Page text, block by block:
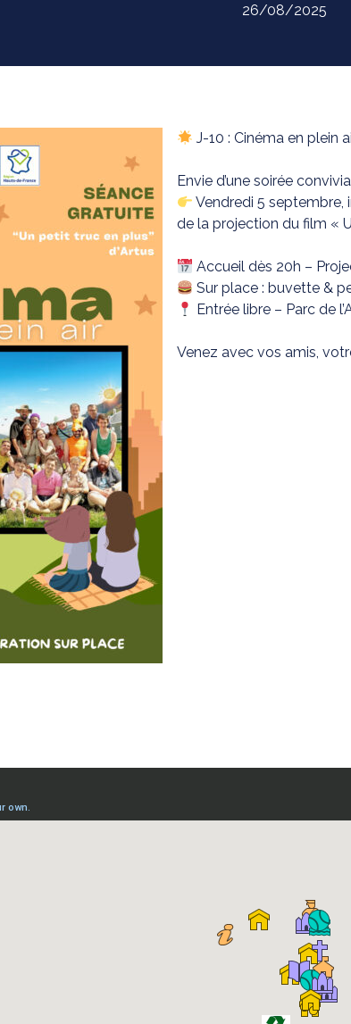
26/08/2025
J-10 : Cinéma en plein
Envie d’une soirée
Vendredi 5 septembre,
de la projection du film «
Accueil dès 20h –
Sur place : buvette &
Entrée libre – Parc de
Venez avec vos amis,